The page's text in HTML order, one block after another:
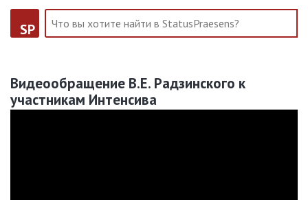
SP
Видеообращение В.Е. Радзинского к
участникам Интенсива